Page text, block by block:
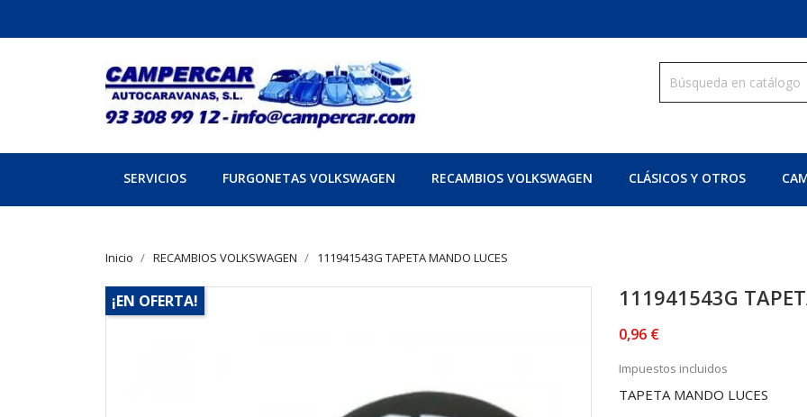
SERVICIOS FURGONETAS VOLKSWAGEN RECAMBIOS VOLKSWAGEN CLÁSICOS Y OTROS
Inicio RECAMBIOS VOLKSWAGEN 111941543G TAPETA MANDO LUCES
¡EN OFERTA! 111941543G
0,96 €
Impuestos incluidos
TAPETA MANDO LUCES